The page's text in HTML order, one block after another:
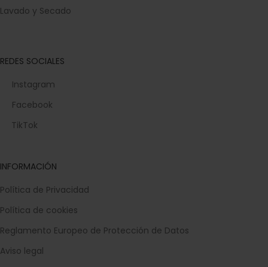
Lavado y Secado
REDES SOCIALES
Instagram
Facebook
TikTok
INFORMACIÓN
Política de Privacidad
Política de cookies
Reglamento Europeo de Protección de Datos
Aviso legal